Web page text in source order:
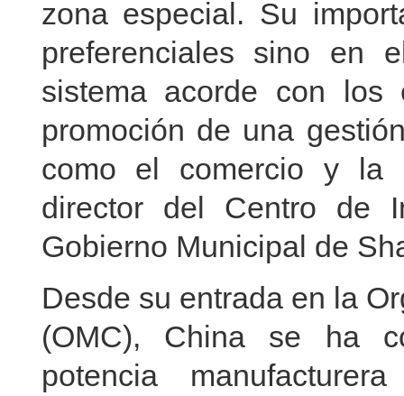
zona especial. Su
preferenciales sino en
sistema acorde con los
promoción de una
como el comercio y la
director del Centro de
Gobierno Municipal de
Desde su entrada en la
(OMC), China se ha
potencia